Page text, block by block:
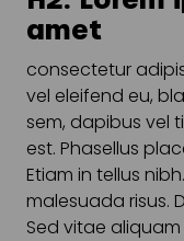
amet
consectetur
vel eleifend eu,
sem, dapibus vel
est. Phasellus
Etiam in tellus
malesuada risus.
Sed vitae